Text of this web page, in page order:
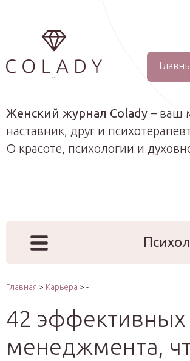
...
Женский журнал Colady – ваш
наставник, друг и
О красоте, психологии и
Главная > Карьера > -
42
менеджмента,